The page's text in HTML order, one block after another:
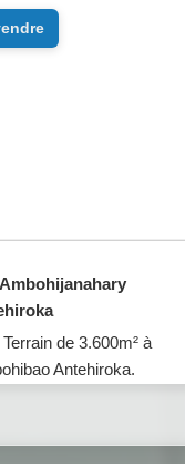
Terrain de 3.600m² à
Antehiroka.